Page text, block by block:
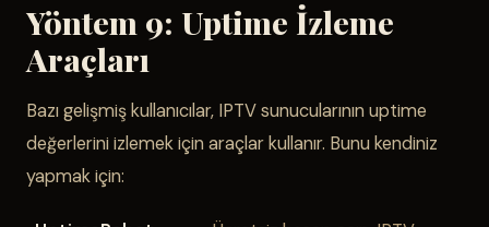
Yöntem 9: Uptime İzleme
Araçları
Bazı gelişmiş kullanıcılar, IPTV sunucularının uptime
değerlerini izlemek için araçlar kullanır. Bunu kendiniz
yapmak için: